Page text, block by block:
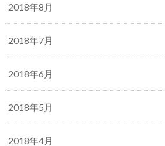
2018年8月
2018年7月
2018年6月
2018年5月
2018年4月